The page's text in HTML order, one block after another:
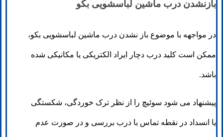
بازنشدن درب ماشین لباسشویی بکو
در مواجهه با موضوع باز نشدن درب ماشین لباسشویی بکو،
ممکن است کلید درب دچار ایراد الکتریکی یا مکانیکی شده
باشد.
پیشنهاد می شود سوئیچ را از نظر ترک خوردگی، شکستگی
یا انسداد در نقطه تماس با درب بررسی و در صورت عدم